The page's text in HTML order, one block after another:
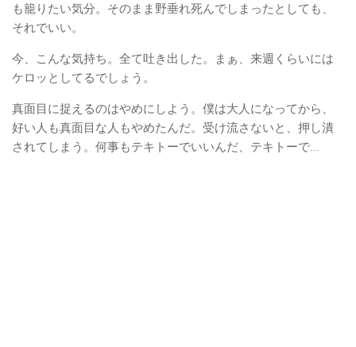
も籠りたい気分。そのまま野垂れ死んでしまったとしても、
それでいい。
今、こんな気持ち。全て吐き出した。まぁ、来週くらいには
ケロッとしてるでしょう。
真面目に捉えるのはやめにしよう。僕は大人になってから、
好い人も真面目な人もやめたんだ。受け流さないと、押し潰
されてしまう。何事もテキトーでいいんだ、テキトーで…